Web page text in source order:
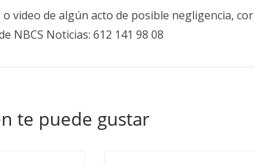
video de algún acto de posible negligencia,
NBCS Noticias: 612 141 98 08
te puede gustar